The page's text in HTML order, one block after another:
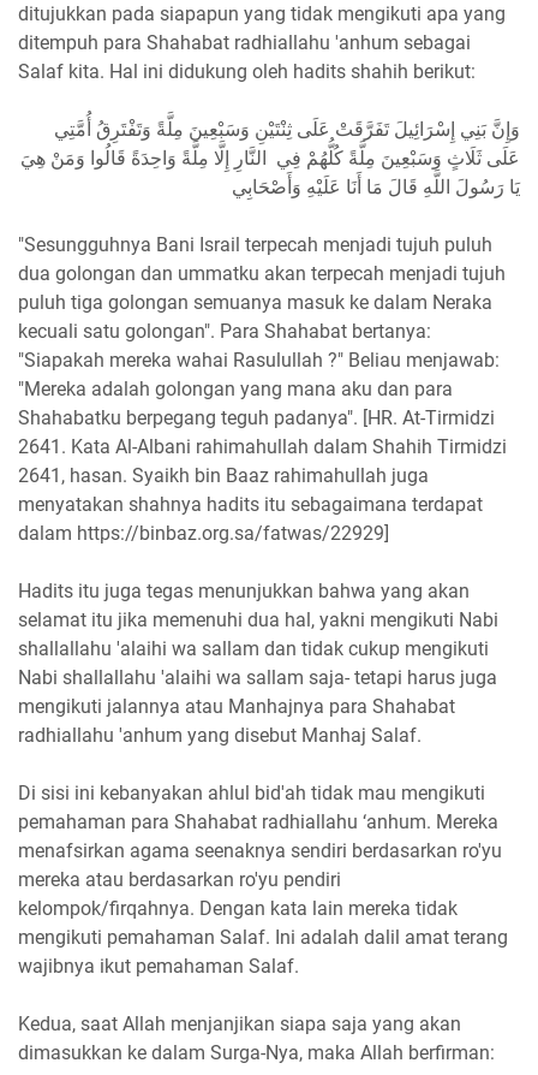
ditujukkan pada siapapun yang tidak mengikuti apa yang
ditempuh para Shahabat radhiallahu 'anhum sebagai
Salaf kita. Hal ini didukung oleh hadits shahih berikut:
وَإِنَّ بَنِي إِسْرَائِيلَ تَفَرَّقَتْ عَلَى ثِنْتَيْنِ وَسَبْعِينَ مِلَّةً وَتَفْتَرِقُ أُمَّتِي
عَلَى ثَلَاثٍ وَسَبْعِينَ مِلَّةً كُلُّهُمْ فِي النَّارِ إِلَّا مِلَّةً وَاحِدَةً قَالُوا وَمَنْ هِيَ
يَا رَسُولَ اللَّهِ قَالَ مَا أَنَا عَلَيْهِ وَأَصْحَابِي
"Sesungguhnya Bani Israil terpecah menjadi tujuh puluh
dua golongan dan ummatku akan terpecah menjadi tujuh
puluh tiga golongan semuanya masuk ke dalam Neraka
kecuali satu golongan". Para Shahabat bertanya:
"Siapakah mereka wahai Rasulullah ?" Beliau menjawab:
"Mereka adalah golongan yang mana aku dan para
Shahabatku berpegang teguh padanya". [HR. At-Tirmidzi
2641. Kata Al-Albani rahimahullah dalam Shahih Tirmidzi
2641, hasan. Syaikh bin Baaz rahimahullah juga
menyatakan shahnya hadits itu sebagaimana terdapat
dalam https://binbaz.org.sa/fatwas/22929]
Hadits itu juga tegas menunjukkan bahwa yang akan
selamat itu jika memenuhi dua hal, yakni mengikuti Nabi
shallallahu 'alaihi wa sallam dan tidak cukup mengikuti
Nabi shallallahu 'alaihi wa sallam saja- tetapi harus juga
mengikuti jalannya atau Manhajnya para Shahabat
radhiallahu 'anhum yang disebut Manhaj Salaf.
Di sisi ini kebanyakan ahlul bid'ah tidak mau mengikuti
pemahaman para Shahabat radhiallahu ‘anhum. Mereka
menafsirkan agama seenaknya sendiri berdasarkan ro'yu
mereka atau berdasarkan ro'yu pendiri
kelompok/firqahnya. Dengan kata lain mereka tidak
mengikuti pemahaman Salaf. Ini adalah dalil amat terang
wajibnya ikut pemahaman Salaf.
Kedua, saat Allah menjanjikan siapa saja yang akan
dimasukkan ke dalam Surga-Nya, maka Allah berfirman: